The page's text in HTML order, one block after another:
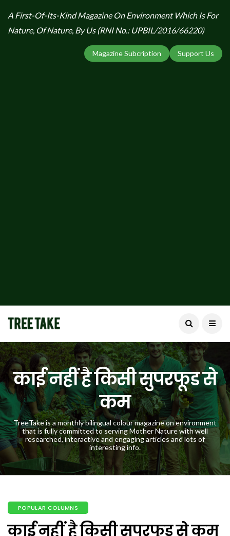
A First-Of-Its-Kind Magazine On Environment Which Is For
Nature, Of Nature, By Us (RNI No.: UPBIL/2016/66220)
Support Us
Magazine Subcription
काई नहीं है किसी सुपरफूड से
कम
TreeTake is a monthly bilingual colour magazine on environment
that is fully committed to serving Mother Nature with well
researched, interactive and engaging articles and lots of
interesting info.
POPULAR COLUMNS
काई नहीं है किसी सुपरफूड से कम